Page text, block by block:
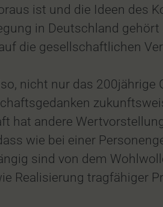
ist und die Ideen des
in Deutschland
die gesellschaftlichen
nicht nur das
hat andere
wie bei einer
sind von dem
Realisierung tragfähiger